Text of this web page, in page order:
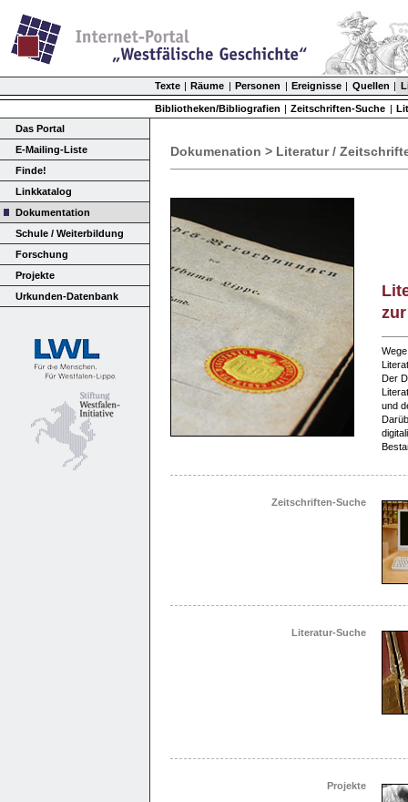
Texte | Räume | Personen | Ereignisse | Quellen |
Bibliotheken/Bibliografien | Zeitschriften-Suche |
Das Portal
E-Mailing-Liste
Finde!
Linkkatalog
Dokumentation
Schule / Weiterbildung
Forschung
Projekte
Urkunden-Datenbank
Dokumenation > Literatur /
Der
und
Zeitschriften-Suche
Literatur-Suche
Projekte